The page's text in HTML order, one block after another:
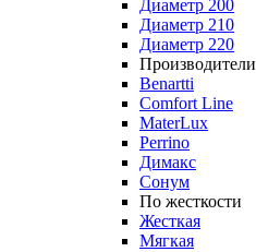
Диаметр 200
Диаметр 210
Диаметр 220
Производители
Benartti
Comfort Line
MaterLux
Perrino
Димакс
Сонум
По жесткости
Жесткая
Мягкая